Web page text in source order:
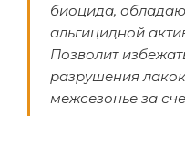
биоцида,
альгицидной
Позволит
разрушения
межсезонье за